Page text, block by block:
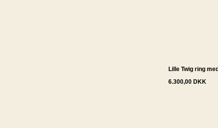
Lille Twig ring
6.300,00 DKK